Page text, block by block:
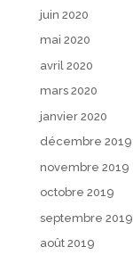
juin 2020
mai 2020
avril 2020
mars 2020
janvier 2020
décembre 2019
novembre 2019
octobre 2019
septembre 2019
août 2019